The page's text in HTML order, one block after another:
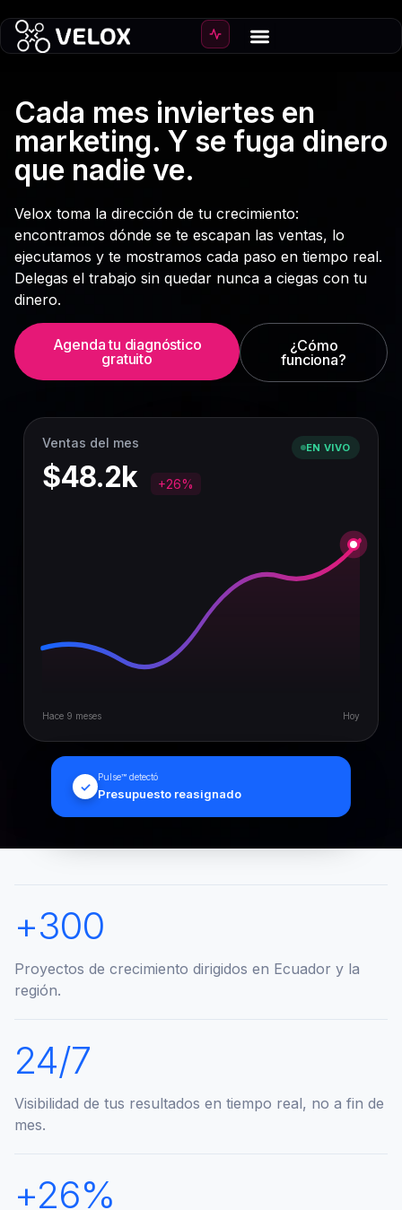
Cada mes inviertes en
marketing. Y se fuga dinero
que nadie ve.
Velox toma la dirección de tu crecimiento:
encontramos dónde se te escapan las ventas, lo
ejecutamos y te mostramos cada paso en tiempo real.
Delegas el trabajo sin quedar nunca a ciegas con tu
dinero.
Agenda tu diagnóstico
gratuito
¿Cómo
funciona?
Ventas del mes
$48.2k +26%
EN VIVO
Hace 9 meses Hoy
✓
Pulse™ detectó
Presupuesto reasignado
+300
Proyectos de crecimiento dirigidos en Ecuador y la
región.
24/7
Visibilidad de tus resultados en tiempo real, no a fin de
mes.
+26%